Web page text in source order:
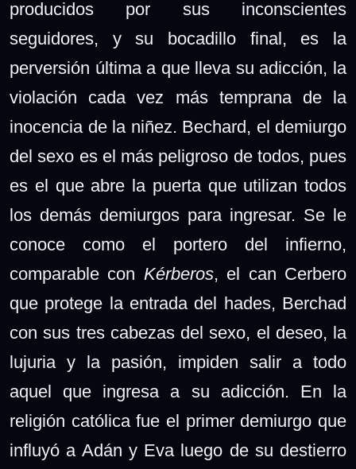
producidos por sus inconscientes
seguidores, y su bocadillo final, es la
perversión última a que lleva su adicción, la
violación cada vez más temprana de la
inocencia de la niñez. Bechard, el demiurgo
del sexo es el más peligroso de todos, pues
es el que abre la puerta que utilizan todos
los demás demiurgos para ingresar. Se le
conoce como el portero del infierno,
comparable con Kérberos, el can Cerbero
que protege la entrada del hades, Berchad
con sus tres cabezas del sexo, el deseo, la
lujuria y la pasión, impiden salir a todo
aquel que ingresa a su adicción. En la
religión católica fue el primer demiurgo que
influyó a Adán y Eva luego de su destierro